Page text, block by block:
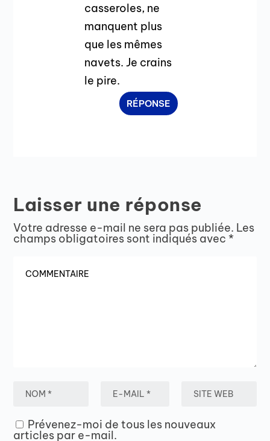
casseroles, ne
manquent plus
que les mêmes
navets. Je crains
le pire.
RÉPONSE
Laisser une réponse
Votre adresse e-mail ne sera pas publiée. Les
champs obligatoires sont indiqués avec *
Prévenez-moi de tous les nouveaux
articles par e-mail.